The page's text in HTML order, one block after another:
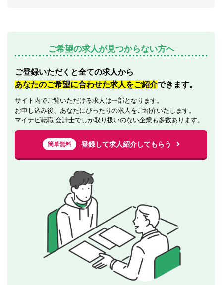
ご希望の求人が見つからない方へ
ご登録いただくと全ての求人から
あなたのご希望に合わせた求人をご紹介できます。
サイト内でご覧いただける求人は一部となります。
お申し込み後、あなたにぴったりの求人をご紹介いたします。
マイナビ転職 会計士でしか取り扱いのない企業も多数あります。
簡単無料 登録して求人紹介してもらう